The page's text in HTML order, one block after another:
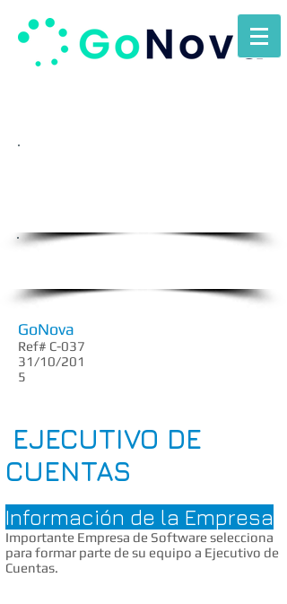
GoNova
Ref# C-037
31/10/201
5
EJECUTIVO DE
CUENTAS
Información de la Empresa
Importante Empresa de Software selecciona
para formar parte de su equipo a Ejecutivo de
Cuentas.